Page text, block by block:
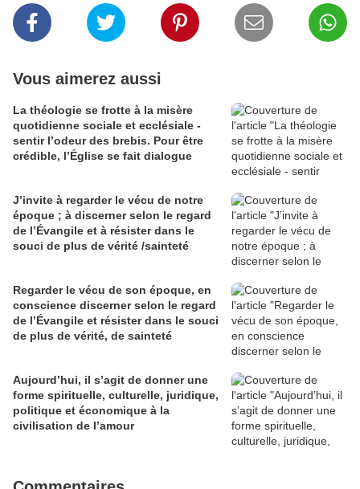
Vous aimerez aussi
La théologie se frotte à la misère
quotidienne sociale et ecclésiale -
sentir l’odeur des brebis. Pour être
crédible, l’Église se fait dialogue
J’invite à regarder le vécu de notre
époque ; à discerner selon le regard
de l’Évangile et à résister dans le
souci de plus de vérité /sainteté
Regarder le vécu de son époque, en
conscience discerner selon le regard
de l’Évangile et résister dans le souci
de plus de vérité, de sainteté
Aujourd’hui, il s’agit de donner une
forme spirituelle, culturelle, juridique,
politique et économique à la
civilisation de l’amour